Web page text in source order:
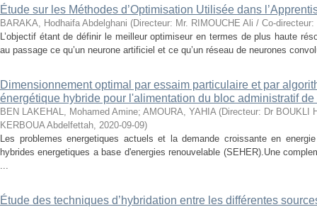
Étude sur les Méthodes d’Optimisation Utilisée dans
BARAKA, Hodhaifa Abdelghani (Directeur: Mr. RIMOUCHE Ali / Co-
L’objectif étant de définir le meilleur optimiseur en termes de plus haute
au passage ce qu’un neurone artificiel et ce qu’un réseau de neurones
Dimensionnement optimal par essaim particulaire et par
énergétique hybride pour l'alimentation du bloc administratif
BEN LAKEHAL, Mohamed Amine; AMOURA, YAHIA (Directeur: Dr BOUKLI
KERBOUA Abdelfettah, 2020-09-09)
Les problemes energetiques actuels et la demande croissante en
hybrides energetiques a base d'energies renouvelable (SEHER).Une
...
Étude des techniques d’hybridation entre les différentes